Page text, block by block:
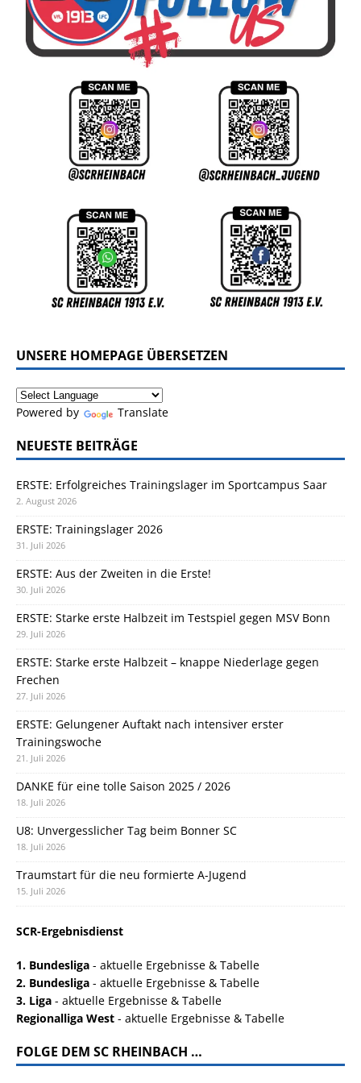
UNSERE HOMEPAGE ÜBERSETZEN
Powered by Translate
NEUESTE BEITRÄGE
ERSTE: Erfolgreiches Trainingslager im Sportcampus Saar
2. August 2026
ERSTE: Trainingslager 2026
31. Juli 2026
ERSTE: Aus der Zweiten in die Erste!
30. Juli 2026
ERSTE: Starke erste Halbzeit im Testspiel gegen MSV Bonn
29. Juli 2026
ERSTE: Starke erste Halbzeit – knappe Niederlage gegen
Frechen
27. Juli 2026
ERSTE: Gelungener Auftakt nach intensiver erster
Trainingswoche
21. Juli 2026
DANKE für eine tolle Saison 2025 / 2026
18. Juli 2026
U8: Unvergesslicher Tag beim Bonner SC
18. Juli 2026
Traumstart für die neu formierte A-Jugend
15. Juli 2026
SCR-Ergebnisdienst
1. Bundesliga - aktuelle Ergebnisse & Tabelle
2. Bundesliga - aktuelle Ergebnisse & Tabelle
3. Liga - aktuelle Ergebnisse & Tabelle
Regionalliga West - aktuelle Ergebnisse & Tabelle
FOLGE DEM SC RHEINBACH …